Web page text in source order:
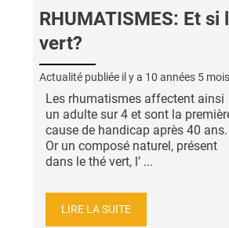
RHUMATISMES: Et
vert?
Actualité publiée il y a 10 années 5 mois
Les rhumatismes affectent ainsi
un adulte sur 4 et sont la
cause de handicap après 40 ans.
Or un composé naturel, présent
dans le thé vert, l’ ...
LIRE LA SUITE